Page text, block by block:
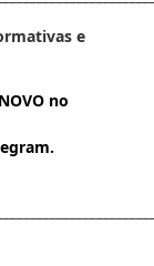
e
no
.